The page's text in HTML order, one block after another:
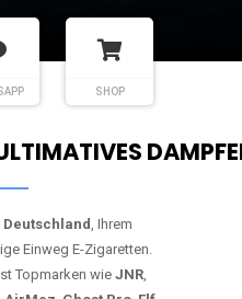
SHOP
Deutschland, Ihrem
Einweg E-Zigaretten.
Topmarken wie JNR,